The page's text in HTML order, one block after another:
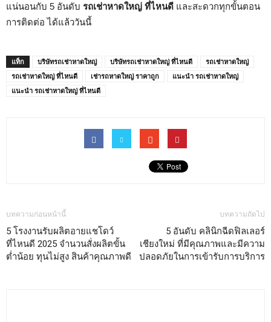
แน่นอนกับ 5 อันดับ รถเช่าหาดใหญ่ ที่ไหนดี และสะดวกทุกขั้นตอน
การติดต่อ ได้แล้ววันนี้
แท็ก บริษัทรถเช่าหาดใหญ่ บริษัทรถเช่าหาดใหญ่ ที่ไหนดี
รถเช่าหาดใหญ่
รถเช่าหาดใหญ่ ที่ไหนดี
เช่ารถหาดใหญ่ ราคาถูก
แนะนำ รถเช่าหาดใหญ่
แนะนำ รถเช่าหาดใหญ่ ที่ไหนดี
บทความก่อนหน้านี้
5 โรงงานรับผลิตอายแชโดว์
ที่ไหนดี 2025 จำนวนสั่งผลิตขั้น
ต่ำน้อย ทุนไม่สูง สินค้าคุณภาพดี
บทความถัดไป
5 อันดับ คลินิกฉีดฟิลเลอร์
เชียงใหม่ ที่มีคุณภาพและมีความ
ปลอดภัยในการเข้ารับการบริการ